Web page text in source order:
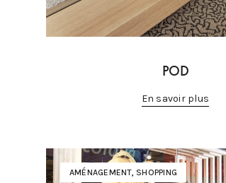
POD
En savoir plus
AMÉNAGEMENT, SHOPPING